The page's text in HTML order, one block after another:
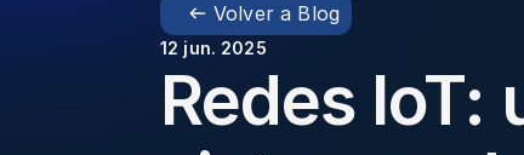
Volver a Blog
12 jun. 2025
Redes